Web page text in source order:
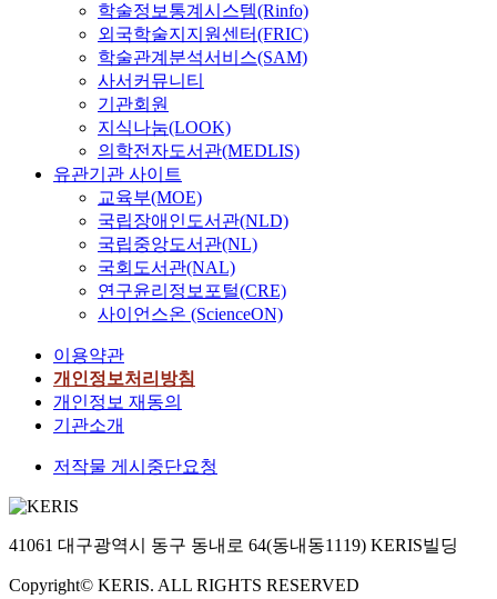
학술정보통계시스템(Rinfo)
외국학술지지원센터(FRIC)
학술관계분석서비스(SAM)
사서커뮤니티
기관회원
지식나눔(LOOK)
의학전자도서관(MEDLIS)
유관기관 사이트
교육부(MOE)
국립장애인도서관(NLD)
국립중앙도서관(NL)
국회도서관(NAL)
연구윤리정보포털(CRE)
사이언스온 (ScienceON)
이용약관
개인정보처리방침
개인정보 재동의
기관소개
저작물 게시중단요청
41061 대구광역시 동구 동내로 64(동내동1119) KERIS빌딩
Copyright© KERIS. ALL RIGHTS RESERVED